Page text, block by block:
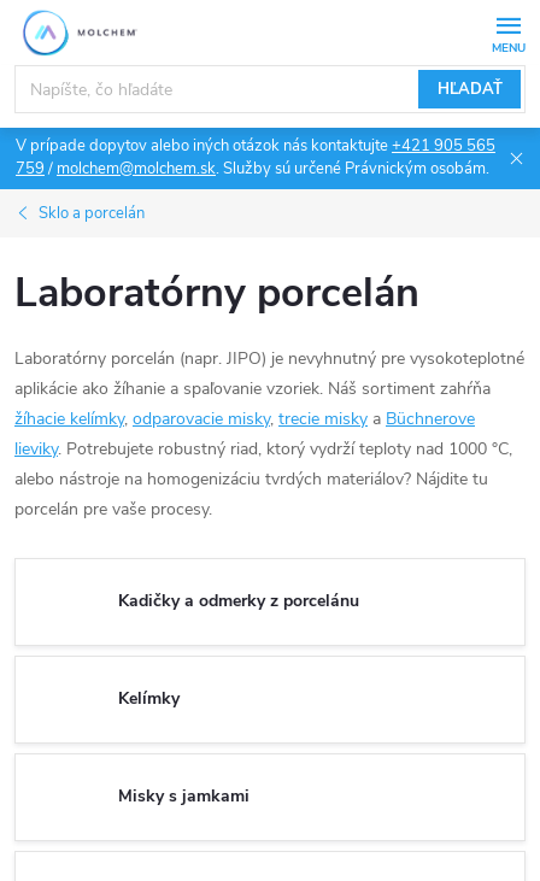
Prejsť
obsah
HĽADAŤ
V prípade dopytov alebo iných otázok nás kontaktujte+421 905 565
759/ molchem@molchem.sk. Služby sú určené Právnickým osobám.
Sklo a porcelán
Laboratórny porcelán
Laboratórny porcelán (napr. JIPO) je nevyhnutný pre vysokoteplotné
aplikácie ako žíhanie a spaľovanie vzoriek. Náš sortiment zahŕňa
žíhacie kelímky, odparovacie misky, trecie misky a Büchnerove
lieviky. Potrebujete robustný riad, ktorý vydrží teploty nad 1000 °C,
alebo nástroje na homogenizáciu tvrdých materiálov? Nájdite tu
porcelán pre vaše procesy.
Kadičky a odmerky z porcelánu
Kelímky
Misky s jamkami